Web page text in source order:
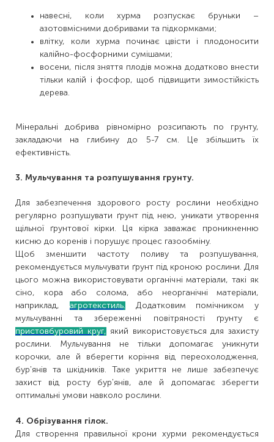
навесні, коли хурма розпускає бруньки –
азотовмісними добривами та підкормками;
влітку, коли хурма починає цвісти і плодоносити
калійно-фосфорними сумішами;
восени, після зняття плодів можна додатково внести
тільки калій і фосфор, щоб підвищити зимостійкість
дерева.
Мінеральні добрива рівномірно розсипають по грунту,
закладаючи на глибину до 5-7 см. Це збільшить їх
ефективність.
3. Мульчування та розпушування грунту.
Для забезпечення здорового росту рослини необхідно
регулярно розпушувати ґрунт під нею, уникати утворення
щільної ґрунтової кірки. Ця кірка заважає проникненню
кисню до коренів і порушує процес газообміну.
Щоб зменшити частоту поливу та розпушування,
рекомендується мульчувати ґрунт під кроною рослини. Для
цього можна використовувати органічні матеріали, такі як
сіно, кора або солома, або неорганічні матеріали,
наприклад, агротекстиль. Додатковим помічником у
мульчуванні та збереженні повітряності ґрунту є
пристовбуровий круг, який використовується для захисту
рослини. Мульчування не тільки допомагає уникнути
корочки, але й вберегти коріння від переохолодження,
бур'янів та шкідників. Таке укриття не лише забезпечує
захист від росту бур'янів, але й допомагає зберегти
оптимальні умови навколо рослини.
4. Обрізування гілок.
Для створення правильної крони хурми рекомендується